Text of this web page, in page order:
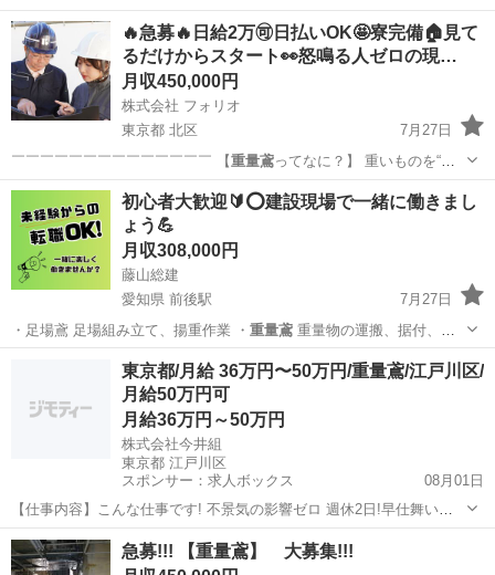
🔥急募🔥日給2万🉑日払いOK🤩寮完備🏠見て
るだけからスタート👀怒鳴る人ゼロの現…
月収450,000円
株式会社 フォリオ
東京都 北区
7月27日
￣￣￣￣￣￣￣￣￣￣￣￣￣￣ 【重量鳶ってなに？】 重いものを“安
全に運ぶ…
東京 北区 鳶職 重量鳶
初心者大歓迎🔰⭕️建設現場で一緒に働きまし
ょう💪
月収308,000円
藤山総建
愛知県 前後駅
7月27日
・足場鳶 足場組み立て、揚重作業 ・ 重量鳶重量物の運搬、据付、揚
重作業 ・土工…
名古屋市 前後駅 土木
東京都/月給 36万円〜50万円/重量鳶/江戸川区/
月給50万円可
月給36万円～50万円
株式会社今井組
東京都 江戸川区
スポンサー：求人ボックス
08月01日
【仕事内容】こんな仕事です! 不景気の影響ゼロ 週休2日!早仕舞いあ
り! 未経験も大歓迎 日給15,000円〜 重量鳶経験者は日給17,000円以
上!! 職長クラス年収700万円! 随時昇給の頑張りに応える給料体制! 資
正社員
急募!!! 【重量鳶】 大募集!!!